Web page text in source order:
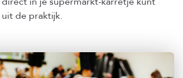
de praktijk.